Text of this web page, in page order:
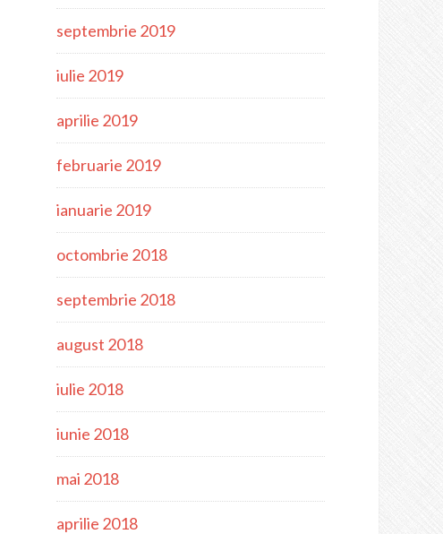
septembrie 2019
iulie 2019
aprilie 2019
februarie 2019
ianuarie 2019
octombrie 2018
septembrie 2018
august 2018
iulie 2018
iunie 2018
mai 2018
aprilie 2018